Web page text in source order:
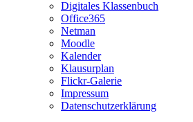
Digitales Klassenbuch
Office365
Netman
Moodle
Kalender
Klausurplan
Flickr-Galerie
Impressum
Datenschutzerklärung